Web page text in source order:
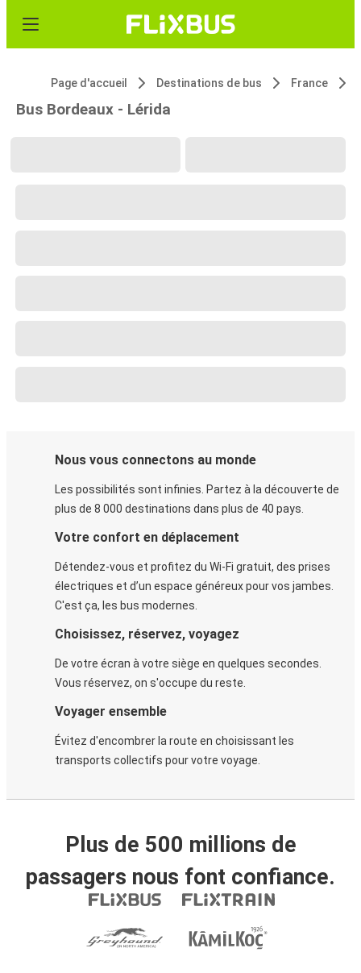
Page d'accueil Destinations de bus France
Bus Bordeaux - Lérida
Nous vous connectons au monde
Les possibilités sont infinies. Partez à la découverte de
plus de 8 000 destinations dans plus de 40 pays.
Votre confort en déplacement
Détendez-vous et profitez du Wi-Fi gratuit, des prises
électriques et d’un espace généreux pour vos jambes.
C'est ça, les bus modernes.
Choisissez, réservez, voyagez
De votre écran à votre siège en quelques secondes.
Vous réservez, on s'occupe du reste.
Voyager ensemble
Évitez d'encombrer la route en choisissant les
transports collectifs pour votre voyage.
Plus de 500 millions de
passagers nous font confiance.